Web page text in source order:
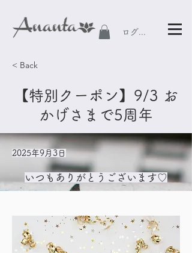
ログイン
< Back
【特別クーポン】9/3 お
かげさまで5周年
2025年9月3日
いつもありがとうございます♡